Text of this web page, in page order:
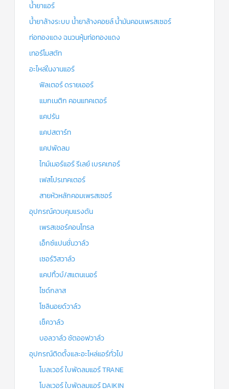
น้ำยาแอร์
น้ำยาล้างระบบ น้ำยาล้างคอยล์ น้ำมันคอมเพรสเซอร์
ท่อทองแดง ฉนวนหุ้มท่อทองแดง
เทอร์โมสตัท
อะไหล่ในงานแอร์
ฟิลเตอร์ ดรายเออร์
แมกเนติก คอนแทคเตอร์
แคปรัน
แคปสตาร์ท
แคปพัดลม
ไทม์เมอร์แอร์ รีเลย์ เบรคเกอร์
เฟสโปรเทคเตอร์
สายหัวหลักคอมเพรสเซอร์
อุปกรณ์ควบคุมแรงดัน
เพรสเชอร์คอนโทรล
เอ็กซ์แปนชั่นวาล์ว
เซอร์วิสวาล์ว
แคปทิ้วบ์/สแตนเนอร์
ไซด์กลาส
โซลินอยด์วาล์ว
เช็ควาล์ว
บอลวาล์ว ชัตออฟวาล์ว
อุปกรณ์ติดตั้งและอะไหล่แอร์ทั่วไป
โบลเวอร์ ใบพัดลมแอร์ TRANE
โบลเวอร์ ใบพัดลมแอร์ DAIKIN